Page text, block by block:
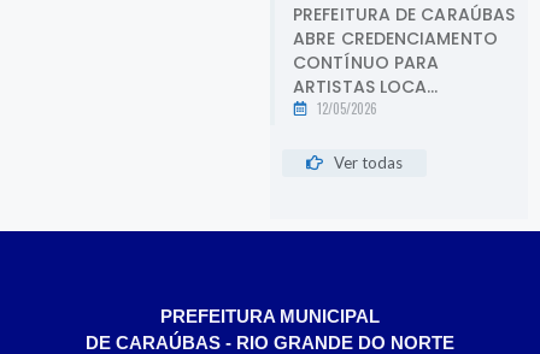
PREFEITURA DE CARAÚBAS
ABRE CREDENCIAMENTO
CONTÍNUO PARA
ARTISTAS LOCA...
12/05/2026
Ver todas
PREFEITURA MUNICIPAL
DE CARAÚBAS - RIO GRANDE DO NORTE